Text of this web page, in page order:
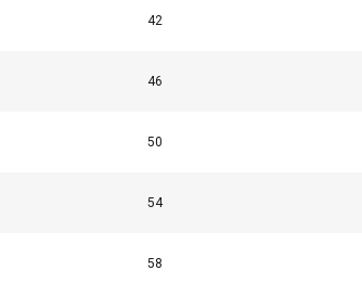
42
46
50
54
58